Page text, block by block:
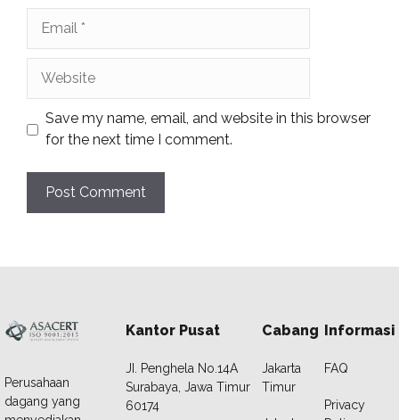
Save my name, email, and website in this browser
for the next time I comment.
Perusahaan
dagang yang
Kantor Pusat
JI. Penghela No.14A
Surabaya, Jawa Timur
60174
Cabang
Jakarta
Timur
Informasi
FAQ
Privacy